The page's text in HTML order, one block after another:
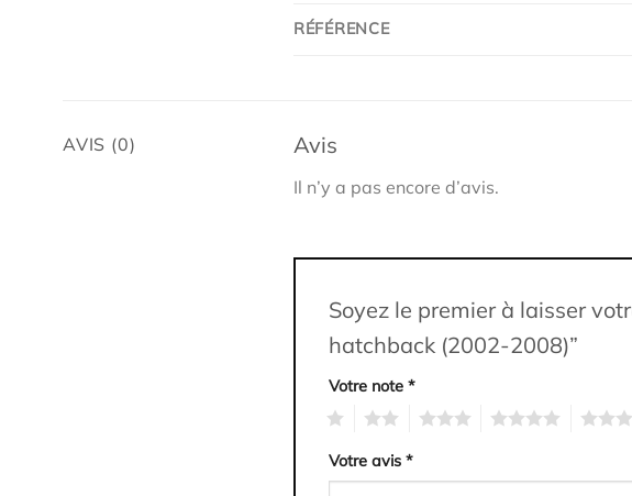
RÉFÉRENCE
AVIS (0) Avis
Il n’y a pas encore d’avis.
Soyez le premier à laisser
hatchback (2002-2008)”
Votre note *
Votre avis *